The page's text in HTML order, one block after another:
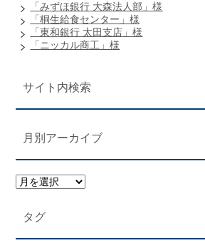
「みずほ銀行 大森法人部」様
「桐生給食センター」様
「東和銀行 太田支店」様
「ニッカル商工」様
サイト内検索
月別アーカイブ
タグ